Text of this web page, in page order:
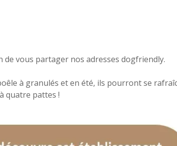
vous partager nos adresses dogfriendly.
à granulés et en été, ils pourront se
quatre pattes !